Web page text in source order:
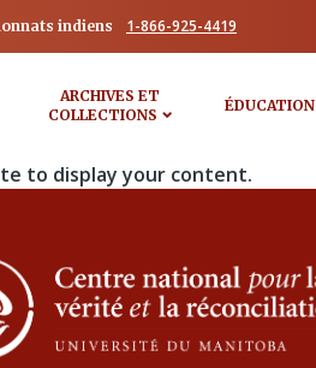
indiens 1-866-925-4419
ARCHIVES ET
COLLECTIONS
ÉDUCATION
to display your content.